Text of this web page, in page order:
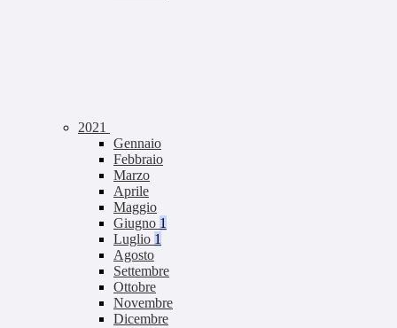
2021
Gennaio
Febbraio
Marzo
Aprile
Maggio
Giugno 1
Luglio 1
Agosto
Settembre
Ottobre
Novembre
Dicembre